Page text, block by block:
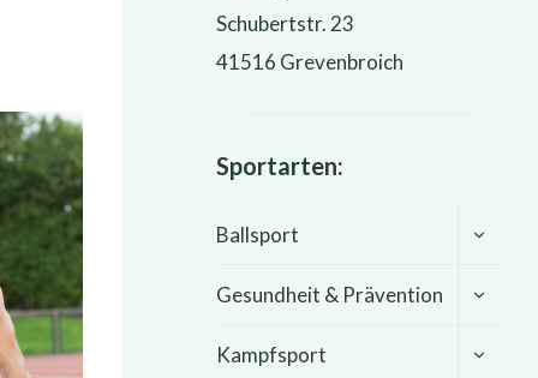
Schubertstr. 23
41516 Grevenbroich
Sportarten:
Ballsport
Gesundheit & Prävention
Kampfsport